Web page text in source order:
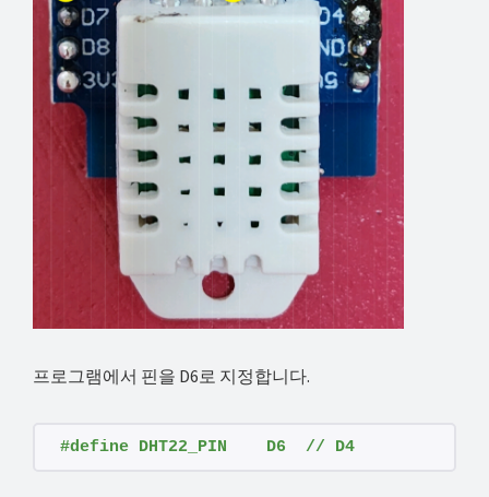
프로그램에서 핀을 D6로 지정합니다.
#define DHT22_PIN    D6  // D4